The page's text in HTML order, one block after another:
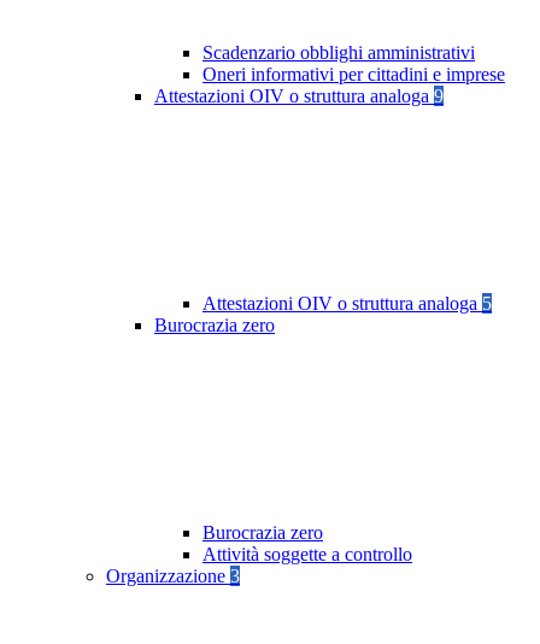
Scadenzario obblighi amministrativi
Oneri informativi per cittadini e imprese
Attestazioni OIV o struttura analoga 9
Attestazioni OIV o struttura analoga 5
Burocrazia zero
Burocrazia zero
Attività soggette a controllo
Organizzazione 3